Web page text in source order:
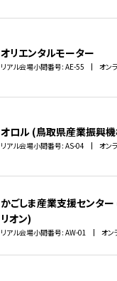
オリエンタルモーター
リアル会場小間番号: AE-55 オン
オロル (鳥取県産業振興
リアル会場小間番号: AS-04 オン
かごしま産業支援センタ
リオン)
リアル会場小間番号: AW-01 オン